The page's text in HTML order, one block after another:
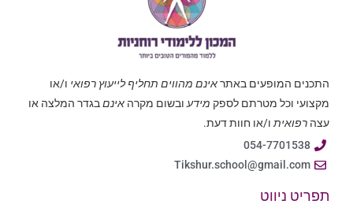
התכנים המופעים באתראינם מהווים תחליף לייעוץ רפואי ו/או
מקצועי וכל מטרתם לספק מידע ובשום מקרה אינםבגדר המלצה או
עצה רפואית ו/או חוות דעת.
054-7701538
Tikshur.school@gmail.com
תפריט ניווט